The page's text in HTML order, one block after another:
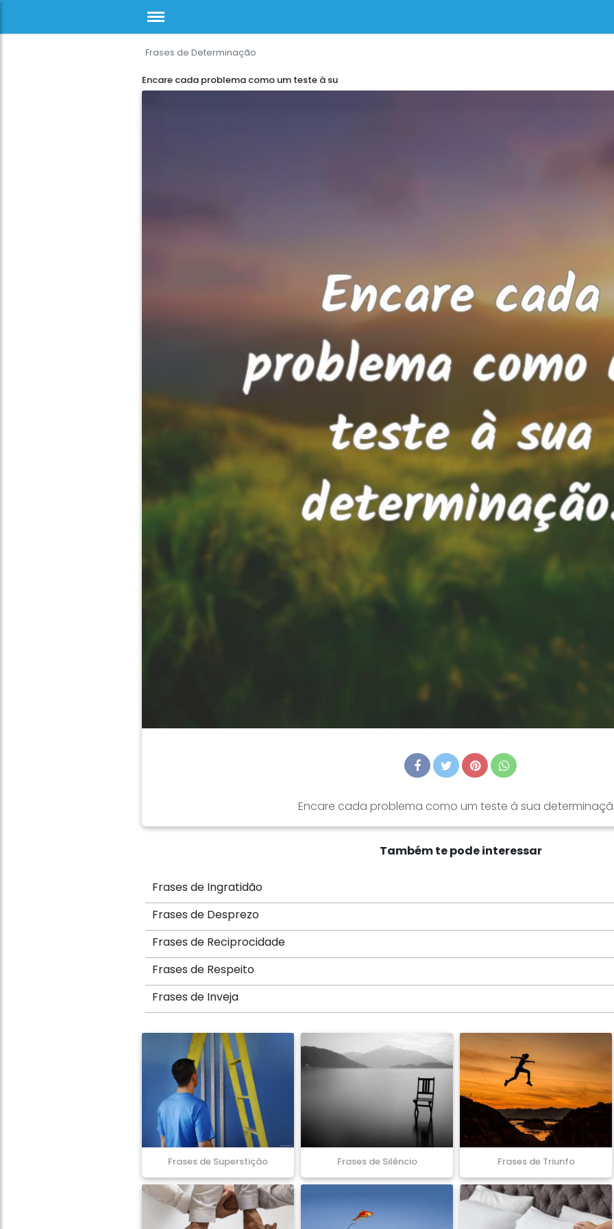
Frases de Determinação
Encare cada problema como um teste à su
Encare cada problema como um teste à sua
Também te pode interessar
Frases de Ingratidão
Frases de Desprezo
Frases de Reciprocidade
Frases de Respeito
Frases de Inveja
Frases de Superstição Frases de Silêncio Frases de Triunfo